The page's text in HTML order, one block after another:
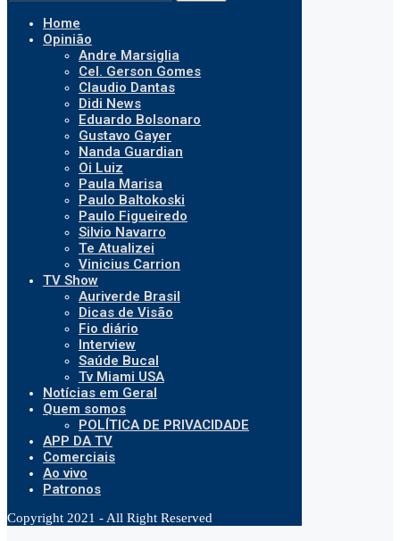
Home
Opinião
Andre Marsiglia
Cel. Gerson Gomes
Claudio Dantas
Didi News
Eduardo Bolsonaro
Gustavo Gayer
Nanda Guardian
Oi Luiz
Paula Marisa
Paulo Baltokoski
Paulo Figueiredo
Silvio Navarro
Te Atualizei
Vinicius Carrion
TV Show
Auriverde Brasil
Dicas de Visão
Fio diário
Interview
Saúde Bucal
Tv Miami USA
Notícias em Geral
Quem somos
POLÍTICA DE PRIVACIDADE
APP DA TV
Comerciais
Ao vivo
Patronos
Copyright 2021 - All Right Reserved